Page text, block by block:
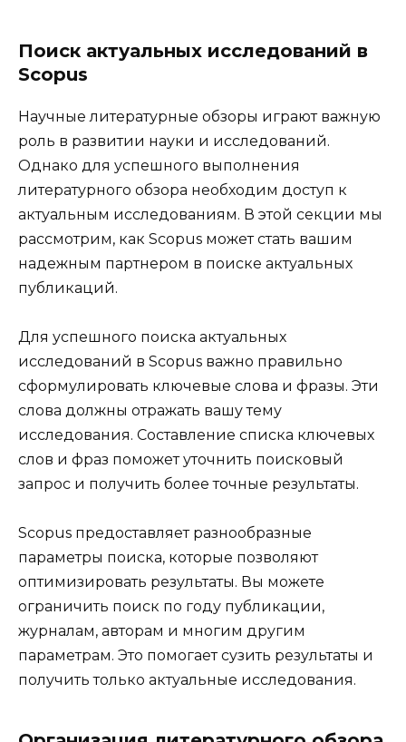
Поиск актуальных исследований в
Scopus
Научные литературные обзоры играют важную
роль в развитии науки и исследований.
Однако для успешного выполнения
литературного обзора необходим доступ к
актуальным исследованиям. В этой секции мы
рассмотрим, как Scopus может стать вашим
надежным партнером в поиске актуальных
публикаций.
Для успешного поиска актуальных
исследований в Scopus важно правильно
сформулировать ключевые слова и фразы. Эти
слова должны отражать вашу тему
исследования. Составление списка ключевых
слов и фраз поможет уточнить поисковый
запрос и получить более точные результаты.
Scopus предоставляет разнообразные
параметры поиска, которые позволяют
оптимизировать результаты. Вы можете
ограничить поиск по году публикации,
журналам, авторам и многим другим
параметрам. Это помогает сузить результаты и
получить только актуальные исследования.